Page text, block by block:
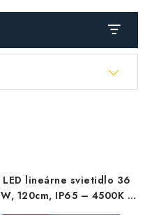
LED lineárne svietidlo 36
W, 120cm, IP65 – 4500K /
6400K, 4320 lm (120